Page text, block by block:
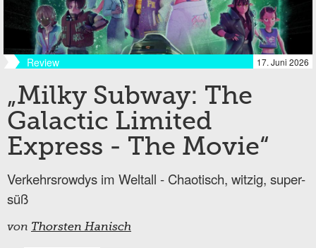
Review 17. Juni 2026
„Milky Subway: The
Galactic Limited
Express - The Movie“
Verkehrsrowdys im Weltall - Chaotisch, witzig, super-
süß
von Thorsten Hanisch